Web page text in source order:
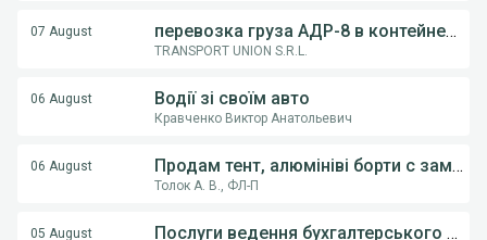
07 August перевозка груза АДР-8 в контейнерах из Румынии в Украину
TRANSPORT UNION S.R.L.
06 August Водії зі своїм авто
Кравченко Виктор Анатольевич
06 August Продам тент, алюмініві борти с замками, на напівпричіпи KOGEL, Krona.
Толок А. В., ФЛ-П
05 August Послуги ведення бухгалтерського обліку ФОП,ТОВ